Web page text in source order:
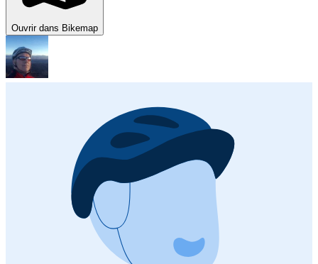
Ouvrir dans Bikemap